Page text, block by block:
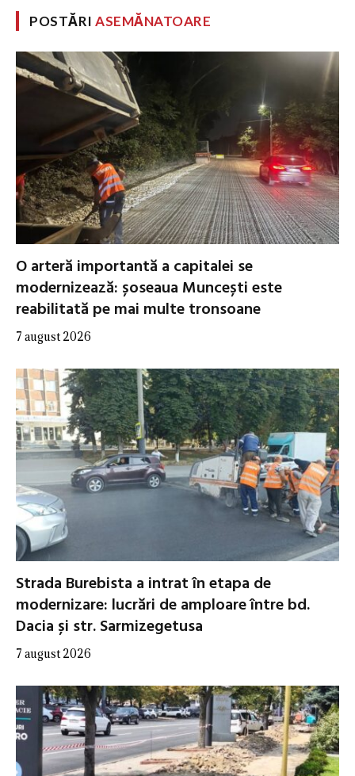
POSTĂRIASEMĂNATOARE
O arteră importantă a capitalei se
modernizează: șoseaua Muncești este
reabilitată pe mai multe tronsoane
7 august 2026
Strada Burebista a intrat în etapa de
modernizare: lucrări de amploare între bd.
Dacia și str. Sarmizegetusa
7 august 2026